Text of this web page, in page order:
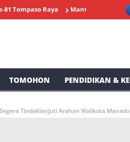
Raya Mantap, Lomba Bulu
TOMOHON PENDIDIKAN &
Tindaklanjuti Arahan Walikota Manado